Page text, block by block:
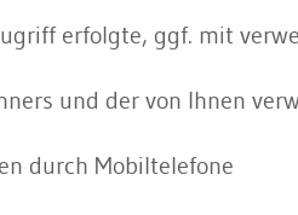
erfolgte, ggf. mit
und der von Ihnen
durch Mobiltelefone